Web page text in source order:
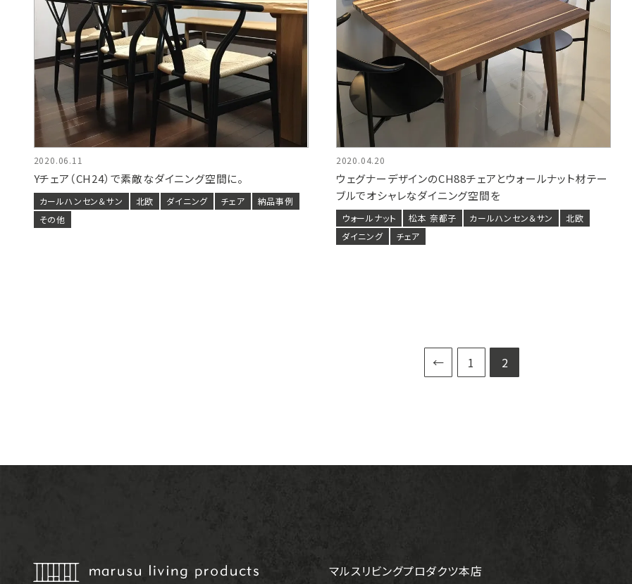
2020.06.11
Yチェア（CH24）で素敵なダイニング空間に。
カールハンセン＆サン 北欧 ダイニング チェア
納品事例
その他
2020.04.20
ウェグナーデザインのCH88チェアとウォールナット材テー
ブルでオシャレなダイニング空間を
ウォールナット 松本 奈都子 カールハンセン＆サン
北欧
ダイニング
チェア
← 1 2
マルスリビングプロダクツ本店